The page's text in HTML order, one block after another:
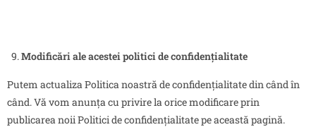
Modificări ale acestei politici de confidențialitate
Putem actualiza Politica noastră de confidențialitate din când în
când. Vă vom anunța cu privire la orice modificare prin
publicarea noii Politici de confidențialitate pe această pagină.